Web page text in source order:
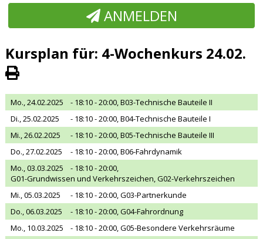
ANMELDEN
Kursplan für: 4-Wochenkurs 24.02.
Mo., 24.02.2025 - 18:10 - 20:00,B03-Technische Bauteile II
Di., 25.02.2025
- 18:10 - 20:00,B04-Technische Bauteile I
Mi., 26.02.2025
- 18:10 - 20:00,B05-Technische Bauteile III
Do., 27.02.2025
- 18:10 - 20:00,B06-Fahrdynamik
Mo., 03.03.2025
- 18:10 - 20:00,
G01-Grundwissen und Verkehrszeichen, G02-Verkehrszeichen
Mi., 05.03.2025
- 18:10 - 20:00,G03-Partnerkunde
Do., 06.03.2025
- 18:10 - 20:00,G04-Fahrordnung
Mo., 10.03.2025
- 18:10 - 20:00,G05-Besondere Verkehrsräume